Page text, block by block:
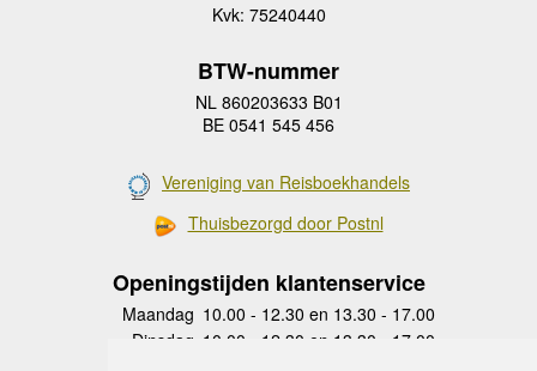
Kvk: 75240440
BTW-nummer
NL 860203633 B01
BE 0541 545 456
Vereniging van Reisboekhandels
Thuisbezorgd door Postnl
Openingstijden klantenservice
Maandag 10.00 - 12.30 en 13.30 - 17.00
Dinsdag 10.00 - 12.30 en 13.30 - 17.00